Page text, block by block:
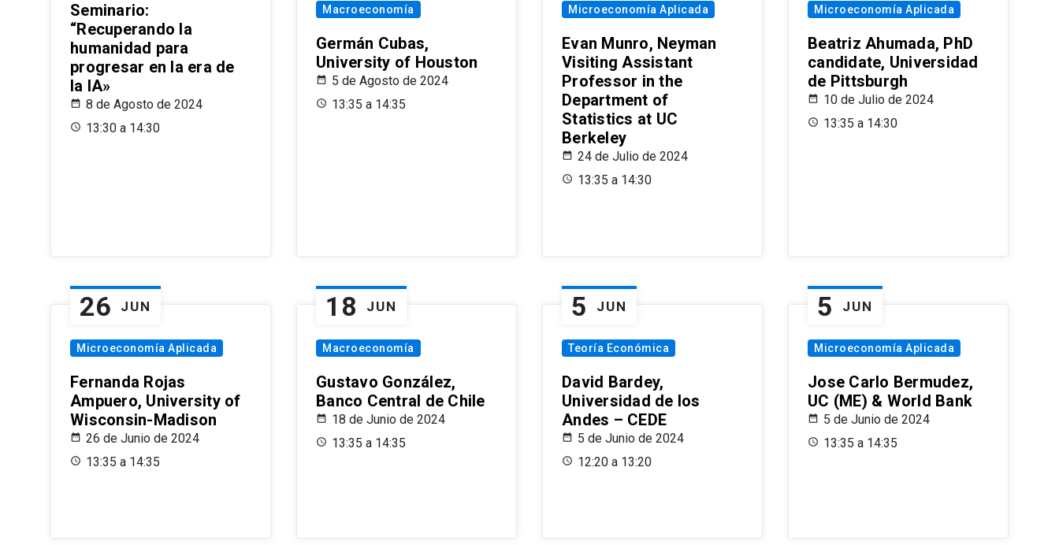
Seminario:
“Recuperando la
humanidad para
progresar en la era de
la IA»
8 de Agosto de 2024
13:30 a 14:30
Macroeconomía
Germán Cubas,
University of Houston
5 de Agosto de 2024
13:35 a 14:35
Microeconomía Aplicada
Evan Munro, Neyman
Visiting Assistant
Professor in the
Department of
Statistics at UC
Berkeley
24 de Julio de 2024
13:35 a 14:30
Microeconomía Aplicada
Beatriz Ahumada, PhD
candidate, Universidad
de Pittsburgh
10 de Julio de 2024
13:35 a 14:30
26 JUN
Microeconomía Aplicada
Fernanda Rojas
Ampuero, University of
Wisconsin-Madison
26 de Junio de 2024
13:35 a 14:35
18 JUN
Macroeconomía
Gustavo González,
Banco Central de Chile
18 de Junio de 2024
13:35 a 14:35
5 JUN
Teoría Económica
David Bardey,
Universidad de los
Andes – CEDE
5 de Junio de 2024
12:20 a 13:20
5 JUN
Microeconomía Aplicada
Jose Carlo Bermudez,
UC (ME) & World Bank
5 de Junio de 2024
13:35 a 14:35